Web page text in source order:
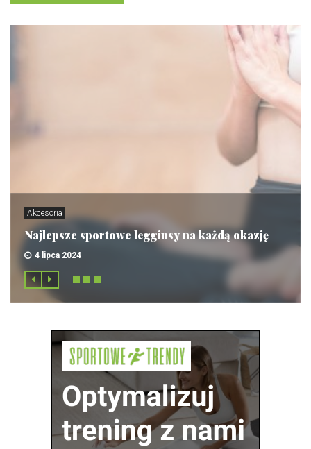
Akcesoria
Najlepsze sportowe legginsy na każdą okazję
4 lipca 2024